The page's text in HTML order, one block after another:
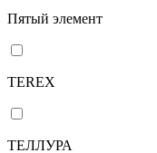
Пятый элемент
TEREX
ТЕЛЛУРА